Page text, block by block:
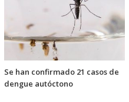
Se han confirmado 21 casos de
dengue autóctono